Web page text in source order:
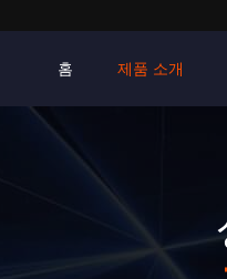
홈 제품 소개